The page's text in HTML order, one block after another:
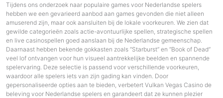
Tijdens ons onderzoek naar populaire games voor Nederlandse spelers
hebben we een gevarieerd aanbod aan games gevonden die niet alleen
amuserend zijn, maar ook aansluiten bij de lokale voorkeuren. We zien dat
gewilde categorieën zoals actie-avontuurlijke spellen, strategische spellen
en live casinospellen goed aanslaan bij de Nederlandse gemeenschap.
Daarnaast hebben bekende gokkasten zoals “Starburst” en “Book of Dead”
veel lof ontvangen voor hun visueel aantrekkelijke beelden en spannende
spelervaring. Deze selectie is passend voor verschillende voorkeuren,
waardoor alle spelers iets van zijn gading kan vinden. Door
gepersonaliseerde opties aan te bieden, verbetert Vulkan Vegas Casino de
beleving voor Nederlandse spelers en garandeert dat ze kunnen plezier